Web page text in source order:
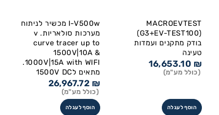
MACROEVTEST
(G3+EV-TEST100)
בודק מתקנים ועמדות
טעינה
16,653.10 ₪
(כולל מע"מ)
הוסף לעגלה
I-V500w מכשיר לניתוח
מערכות סולאריות. v
curve tracer up to
1500V|10A &
1000V|15A with WIFI.
מתאים ל1500V DC
26,967.72 ₪
(כולל מע"מ)
הוסף לעגלה